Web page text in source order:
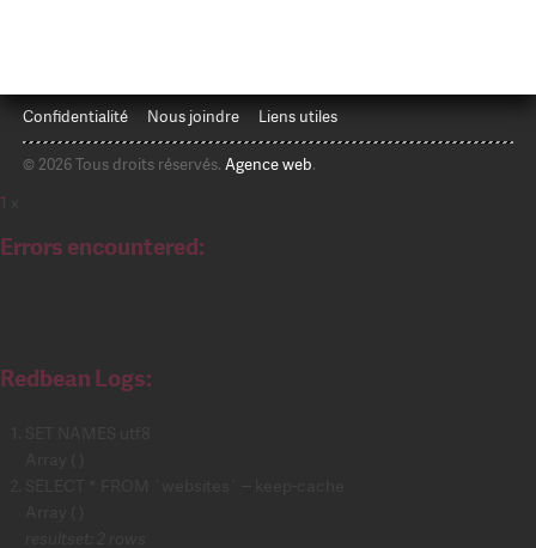
Confidentialité Nous joindre Liens utiles
© 2026 Tous droits réservés. Agence web.
1
Errors encountered:
Redbean Logs: